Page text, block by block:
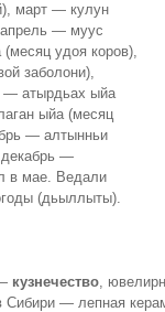
март — кулун
апрель — муус
удоя коров),
заболони),
— атырдьах ыйа
ыйа (месяц
— алтынньи
декабрь —
в мае. Ведали
(дьыллыты).
кузнечество ,
— лепная